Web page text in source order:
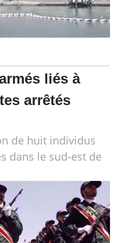
liés à
arrêtés
de huit individus
dans le sud-est de